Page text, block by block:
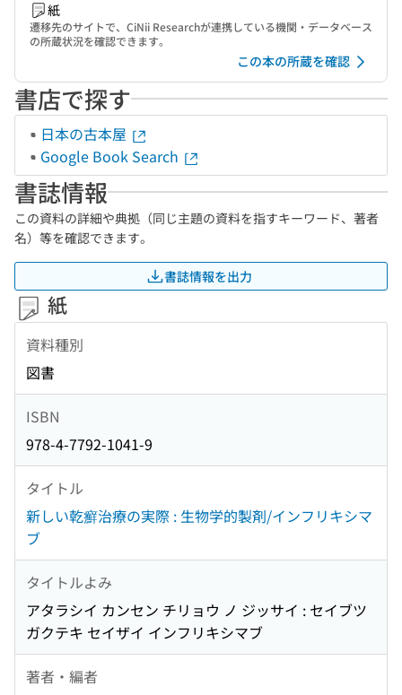
紙
遷移先のサイトで、CiNii Researchが連携している機関・データベース
の所蔵状況を確認できます。
この本の所蔵を確認
書店で探す
日本の古本屋
Google Book Search
書誌情報
この資料の詳細や典拠（同じ主題の資料を指すキーワード、著者
名）等を確認できます。
書誌情報を出力
紙
資料種別
図書
ISBN
978-4-7792-1041-9
タイトル
新しい乾癬治療の実際 : 生物学的製剤/インフリキシマ
ブ
タイトルよみ
アタラシイ カンセン チリョウ ノ ジッサイ : セイブツ
ガクテキ セイザイ インフリキシマブ
著者・編者